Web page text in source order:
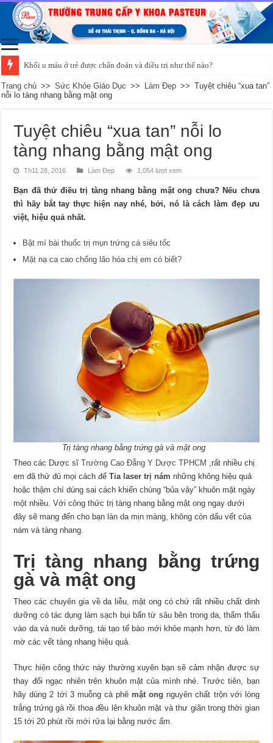
Khối u máu ở trẻ được chẩn đoán và điều trị như thế nào?
Trang chủ >> Sức Khỏe Giáo Dục >> Làm Đẹp >> Tuyệt chiêu “xua tan”
nỗi lo tàng nhang bằng mật ong
Tuyệt chiêu “xua tan” nỗi lo
tàng nhang bằng mật ong
Th11 28, 2016 Làm Đẹp 1,054 lượt xem
Bạn đã thử điều trị tàng nhang bằng mật ong chưa? Nếu chưa
thì hãy bắt tay thực hiện nay nhé, bởi, nó là cách làm đẹp ưu
việt, hiệu quả nhất.
Bật mí bài thuốc trị mụn trứng cá siêu tốc
Mặt nạ ca cao chống lão hóa chị em có biết?
Trị tàng nhang bằng trứng gà và mật ong
Theo các Dược sĩTrường Cao Đẳng Y Dược TPHCM ,rất nhiều chị
em đã thử đủ mọi cách đểTia laser trị nám những không hiệu quả
hoặc thậm chí dùng sai cách khiến chúng “bủa vây” khuôn mặt ngày
một nhiều. Với công thức trị tàng nhang bằng mật ong ngay dưới
đây sẽ mang đến cho bạn làn da mịn màng, không còn dấu vết của
nám và tàng nhang.
Trị tàng nhang bằng trứng
gà và mật ong
Theo các chuyên gia về da liễu, mật ong có chứ rất nhiều chất dinh
dưỡng có tác dụng làm sạch bụi bẩn từ sâu bên trong da, thẩm thấu
vào da và nuôi dưỡng, tái tạo tế bào mới khỏe mạnh hơn, từ đó làm
mờ các vết tàng nhang hiệu quả.
Thực hiện công thức này thường xuyên bạn sẽ cảm nhận được sự
thay đổi ngạc nhiên trên khuôn mặt của mình nhé. Trước tiên, bạn
hãy dùng 2 tới 3 muỗng cà phê mật ong nguyên chất trộn với lòng
trắng trứng gà rồi thoa đều lên khuôn mặt và thư giãn trong thời gian
15 tới 20 phút rồi mới rửa lại bằng nước ấm.